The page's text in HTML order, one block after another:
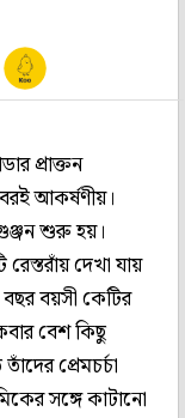
প্রাক্তন
আকর্ষণীয়।
শুরু হয়।
দেখা যায়
বয়সী কেটির
বেশ কিছু
প্রেমচর্চা
সঙ্গে কাটানো